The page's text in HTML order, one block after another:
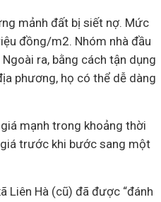
mảnh đất bị siết nợ. Mức
đồng/m2. Nhóm nhà đầu
ra, bằng cách tận dụng
phương, họ có thể dễ dàng
mạnh trong khoảng thời
trước khi bước sang một
Liên Hà (cũ) đã được “đánh